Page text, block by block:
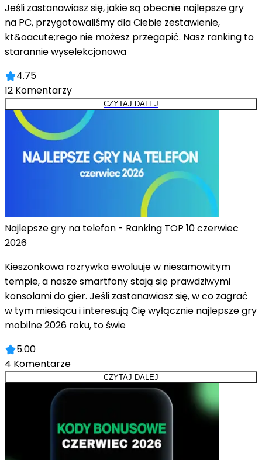
Jeśli zastanawiasz się, jakie są obecnie najlepsze gry
na PC, przygotowaliśmy dla Ciebie zestawienie,
kt&oacute;rego nie możesz przegapić. Nasz ranking to
starannie wyselekcjonowa
4.75
12 Komentarzy
CZYTAJ DALEJ
Najlepsze gry na telefon - Ranking TOP 10 czerwiec
2026
Kieszonkowa rozrywka ewoluuje w niesamowitym
tempie, a nasze smartfony stają się prawdziwymi
konsolami do gier. Jeśli zastanawiasz się, w co zagrać
w tym miesiącu i interesują Cię wyłącznie najlepsze gry
mobilne 2026 roku, to świe
5.00
4 Komentarze
CZYTAJ DALEJ